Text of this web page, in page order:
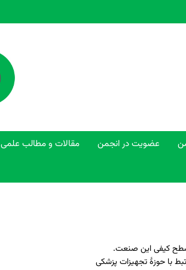
عضویت در انجمن مقالات و مطالب علمی
سطح کیفی این صنعت.
با حوزۀ تجهیزات پزشکی